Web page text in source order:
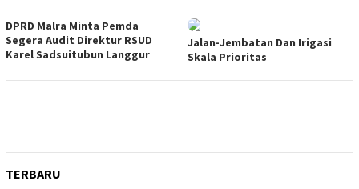
DPRD Malra Minta Pemda
Segera Audit Direktur RSUD
Karel Sadsuitubun Langgur
Jalan-Jembatan Dan Irigasi
Skala Prioritas
TERBARU